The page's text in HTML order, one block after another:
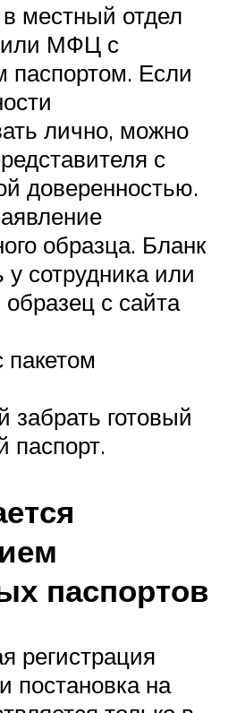
местный отдел
или МФЦ с
паспортом. Если
лично, можно
с
доверенностью.
образца. Бланк
сотрудника или
образец с сайта
пакетом
забрать готовый
паспорт.
паспортов
регистрация
постановка на